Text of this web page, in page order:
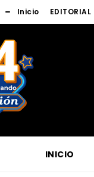
Inicio EDITORIAL
INICIO